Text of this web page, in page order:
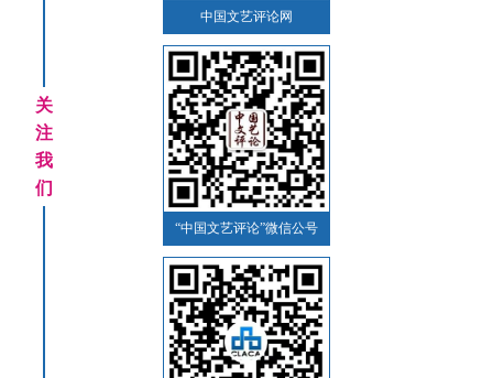
关
注
我
们
中国文艺评论网
“中国文艺评论”微信公号